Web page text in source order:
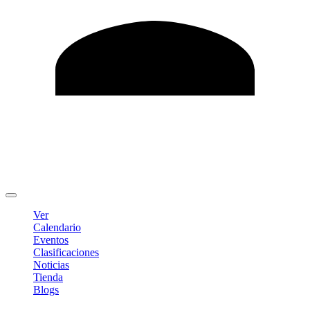
Ver
Calendario
Eventos
Clasificaciones
Noticias
Tienda
Blogs